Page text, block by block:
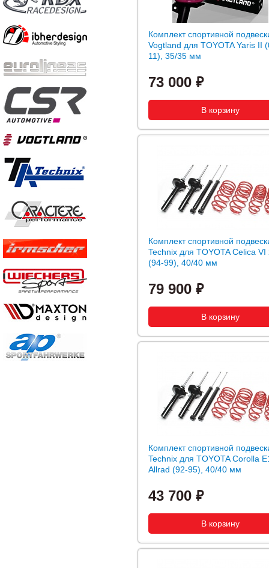
Комплект спортивной
Vogtland для TOYOTA Yaris II
11), 35/35 мм
73 000
Комплект спортивной
Technix для TOYOTA Celica VI
(94-99), 40/40 мм
79 900
Комплект спортивной
Technix для TOYOTA Corolla
Allrad (92-95), 40/40 мм
43 700